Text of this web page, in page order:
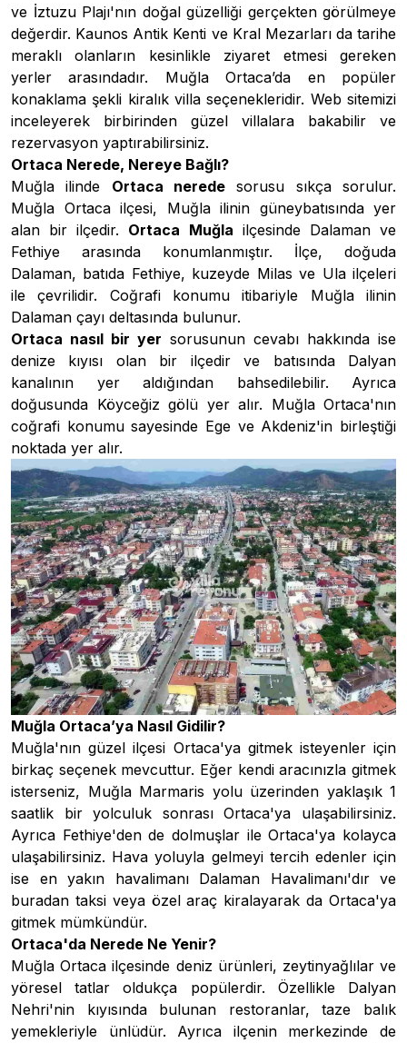
ve İztuzu Plajı'nın doğal güzelliği gerçekten görülmeye
değerdir. Kaunos Antik Kenti ve Kral Mezarları da tarihe
meraklı olanların kesinlikle ziyaret etmesi gereken
yerler arasındadır. Muğla Ortaca’da en popüler
konaklama şekli kiralık villa seçenekleridir. Web sitemizi
inceleyerek birbirinden güzel villalara bakabilir ve
rezervasyon yaptırabilirsiniz.
Ortaca Nerede, Nereye Bağlı?
Muğla ilinde Ortaca nerede sorusu sıkça sorulur.
Muğla Ortaca ilçesi, Muğla ilinin güneybatısında yer
alan bir ilçedir. Ortaca Muğla ilçesinde Dalaman ve
Fethiye arasında konumlanmıştır. İlçe, doğuda
Dalaman, batıda Fethiye, kuzeyde Milas ve Ula ilçeleri
ile çevrilidir. Coğrafi konumu itibariyle Muğla ilinin
Dalaman çayı deltasında bulunur.
Ortaca nasıl bir yer sorusunun cevabı hakkında ise
denize kıyısı olan bir ilçedir ve batısında Dalyan
kanalının yer aldığından bahsedilebilir. Ayrıca
doğusunda Köyceğiz gölü yer alır. Muğla Ortaca'nın
coğrafi konumu sayesinde Ege ve Akdeniz'in birleştiği
noktada yer alır.
Muğla Ortaca’ya Nasıl Gidilir?
Muğla'nın güzel ilçesi Ortaca'ya gitmek isteyenler için
birkaç seçenek mevcuttur. Eğer kendi aracınızla gitmek
isterseniz, Muğla Marmaris yolu üzerinden yaklaşık 1
saatlik bir yolculuk sonrası Ortaca'ya ulaşabilirsiniz.
Ayrıca Fethiye'den de dolmuşlar ile Ortaca'ya kolayca
ulaşabilirsiniz. Hava yoluyla gelmeyi tercih edenler için
ise en yakın havalimanı Dalaman Havalimanı'dır ve
buradan taksi veya özel araç kiralayarak da Ortaca'ya
gitmek mümkündür.
Ortaca'da Nerede Ne Yenir?
Muğla Ortaca ilçesinde deniz ürünleri, zeytinyağlılar ve
yöresel tatlar oldukça popülerdir. Özellikle Dalyan
Nehri'nin kıyısında bulunan restoranlar, taze balık
yemekleriyle ünlüdür. Ayrıca ilçenin merkezinde de